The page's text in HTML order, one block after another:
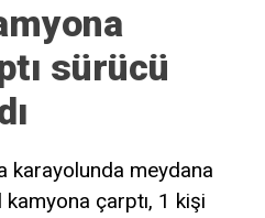
sürücü
karayolunda meydana
çarptı, 1 kişi